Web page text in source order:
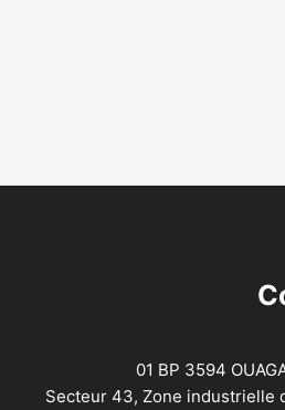
01 BP 3594
Secteur 43, Zone industrielle